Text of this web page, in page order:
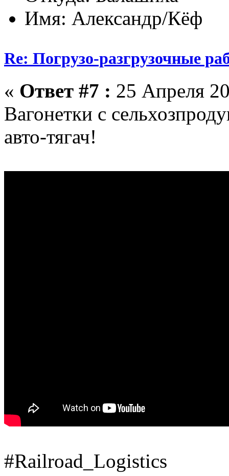
Имя: Александр/Кёф
Re: Погрузо-разгрузочные
« Ответ #7 : 25 Апреля
Вагонетки с
авто-тягач!
#Railroad_Logistics